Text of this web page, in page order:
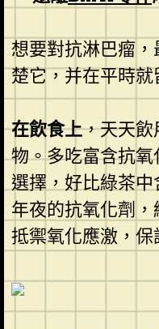
想要對抗淋巴瘤，
楚它，并在平時
在飲食上，天天
物。多吃富含抗
選擇，好比綠茶
年夜的抗氧化劑
抵禦氧化應激，保